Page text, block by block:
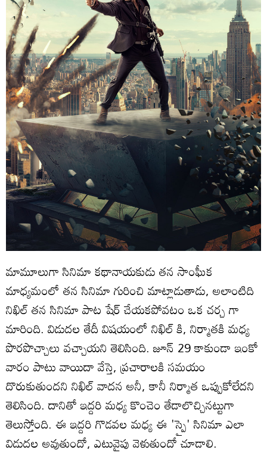
మామూలుగా సినిమా కథానాయకుడు తన సాంఘీక
మాధ్యమంలో తన సినిమా గురించి మాట్లాడుతాడు, అలాంటిది
నిఖిల్ తన సినిమా పాట షేర్ చేయకపోవటం ఒక చర్చ గా
మారింది. విడుదల తేదీ విషయంలో నిఖిల్ కి, నిర్మాతకి మధ్య
పొరపొచ్చాలు వచ్చాయని తెలిసింది. జూన్ 29 కాకుండా ఇంకో
వారం పాటు వాయిదా వేస్తె, ప్రచారాలకి సమయం
దొరుకుతుందని నిఖిల్ వాదన అనీ, కానీ నిర్మాత ఒప్పుకోలేదని
తెలిసింది. దానితో ఇద్దరి మధ్య కొంచెం తేడాలొచ్చినట్టుగా
తెలుస్తోంది. ఈ ఇద్దరి గొడవల మధ్య ఈ 'స్పై' సినిమా ఎలా
విడుదల అవుతుందో, ఎటువైపు వెళుతుందో చూడాలి.